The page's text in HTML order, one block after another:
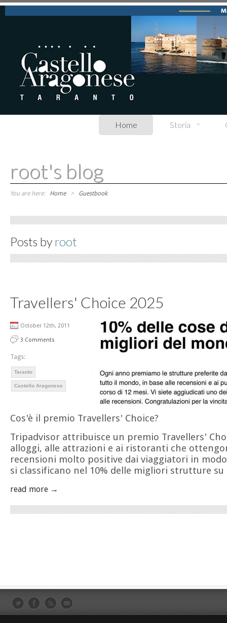
Skip to main content
Home Storia
root's blog
You are here: Home> Guestbook
Posts by root
Travellers' Choice 2025
October 12th, 2011
3 Comments
Tags:
Taranto
Castello Aragonese
Cos'è il premio Travellers' Choice?
Tripadvisor attribuisce un premio Travellers'
alloggi, alle attrazioni e ai ristoranti che
recensioni molto positive dai viaggiatori in
si classificano nel 10% delle migliori strutture su
read more →